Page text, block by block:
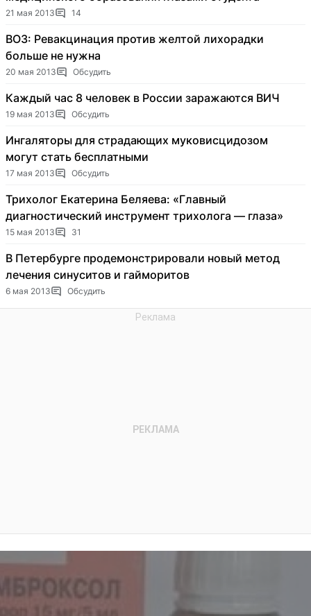
21 мая 2013 14
ВОЗ: Ревакцинация против желтой лихорадки
больше не нужна
20 мая 2013 Обсудить
Каждый час 8 человек в России заражаются ВИЧ
19 мая 2013 Обсудить
Ингаляторы для страдающих муковисцидозом
могут стать бесплатными
17 мая 2013 Обсудить
Трихолог Екатерина Беляева: «Главный
диагностический инструмент трихолога — глаза»
15 мая 2013 31
В Петербурге продемонстрировали новый метод
лечения синуситов и гайморитов
6 мая 2013 Обсудить